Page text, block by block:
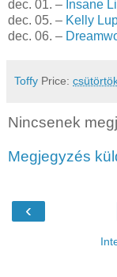
dec. 01. – Insane
dec. 05. – Kelly
dec. 06. –
Toffy Price:
Nincsenek
Megjegyzés
‹